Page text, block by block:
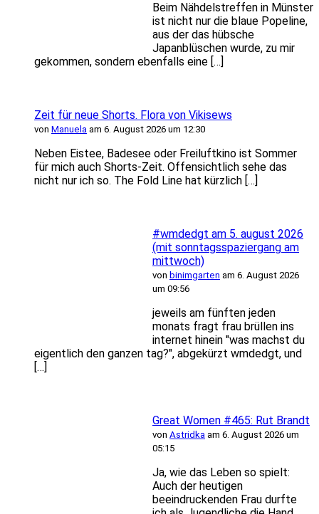
Beim Nähdelstreffen in Münster
ist nicht nur die blaue Popeline,
aus der das hübsche
Japanblüschen wurde, zu mir
gekommen, sondern ebenfalls eine […]
Zeit für neue Shorts. Flora von Vikisews
von Manuela am 6. August 2026 um 12:30
Neben Eistee, Badesee oder Freiluftkino ist Sommer
für mich auch Shorts-Zeit. Offensichtlich sehe das
nicht nur ich so. The Fold Line hat kürzlich […]
#wmdedgt am 5. august 2026
(mit sonntagsspaziergang am
mittwoch)
von binimgarten am 6. August 2026
um 09:56
jeweils am fünften jeden
monats fragt frau brüllen ins
internet hinein "was machst du
eigentlich den ganzen tag?", abgekürzt wmdedgt, und
[…]
Great Women #465: Rut Brandt
von Astridka am 6. August 2026 um
05:15
Ja, wie das Leben so spielt:
Auch der heutigen
beeindruckenden Frau durfte